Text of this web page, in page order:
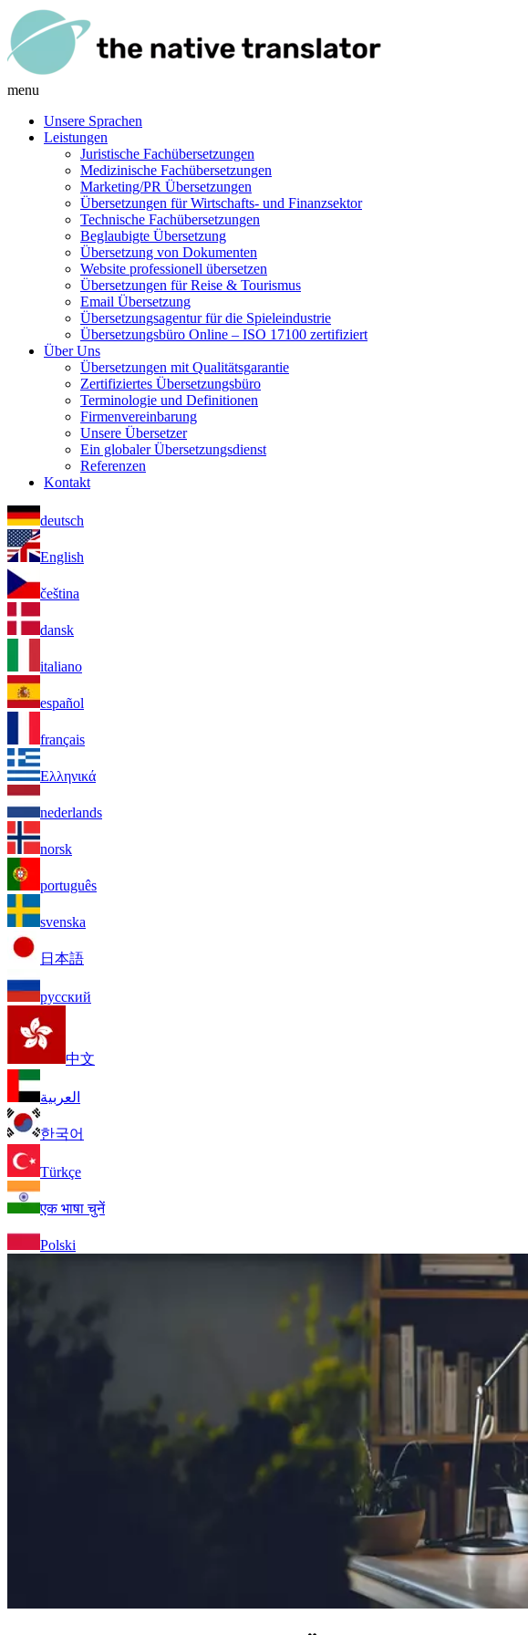
menu
Unsere Sprachen
Leistungen
Juristische Fachübersetzungen
Medizinische Fachübersetzungen
Marketing/PR Übersetzungen
Übersetzungen für Wirtschafts- und Finanzsektor
Technische Fachübersetzungen
Beglaubigte Übersetzung
Übersetzung von Dokumenten
Website professionell übersetzen
Übersetzungen für Reise & Tourismus
Email Übersetzung
Übersetzungsagentur für die Spieleindustrie
Übersetzungsbüro Online – ISO 17100 zertifiziert
Über Uns
Übersetzungen mit Qualitätsgarantie
Zertifiziertes Übersetzungsbüro
Terminologie und Definitionen
Firmenvereinbarung
Unsere Übersetzer
Ein globaler Übersetzungsdienst
Referenzen
Kontakt
deutsch
English
čeština
dansk
italiano
español
français
Ελληνικά
nederlands
norsk
português
svenska
日本語
русский
中文
العربية
한국어
Türkçe
एक भाषा चुनें
Polski